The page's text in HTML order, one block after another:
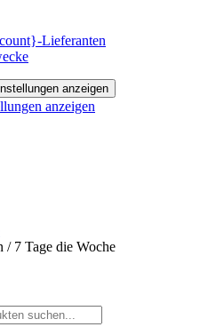
Lieferanten
anzeigen
anzeigen
/ 7 Tage die Woche